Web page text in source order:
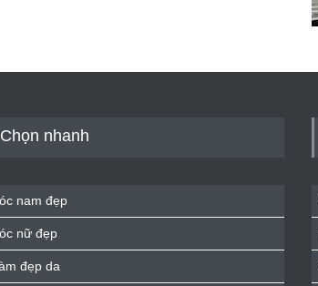
Chọn nhanh
nam đẹp
nữ đẹp
đẹp da